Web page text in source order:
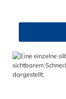
somit die
210 mm